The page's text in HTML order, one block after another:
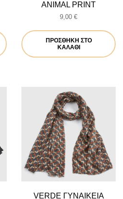
ANIMAL PRINT
9,00 €
ΠΡΟΣΘΉΚΗ ΣΤΟ
ΚΑΛΆΘΙ
VERDE ΓΥΝΑΙΚΕΙΑ